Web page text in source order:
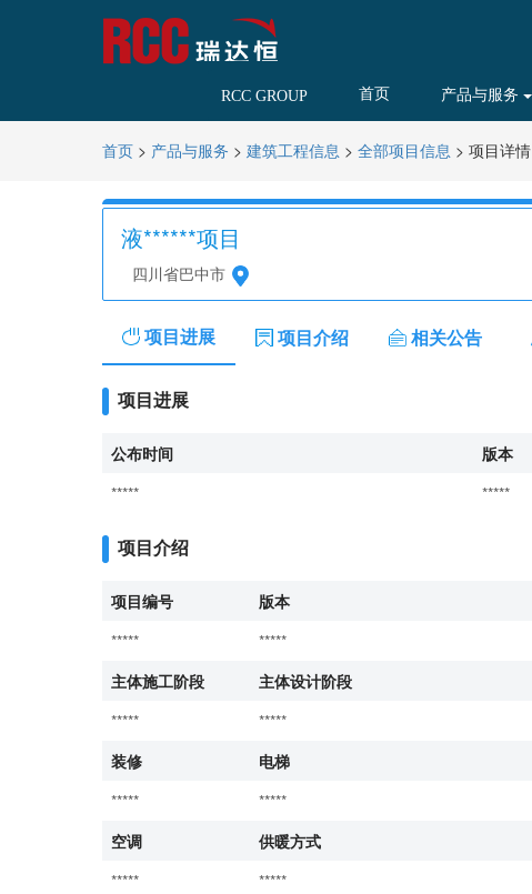
RCC GROUP 首页 产品与服务
首页 > 产品与服务 > 建筑工程信息 > 全部项目信息 > 项目详情
液******项目
四川省巴中市
项目进展 项目介绍 相关公告
项目进展
公布时间 版本
*****
*****
项目介绍
项目编号 版本
*****
*****
主体施工阶段
主体设计阶段
*****
*****
装修
电梯
*****
*****
空调
供暖方式
*****
*****